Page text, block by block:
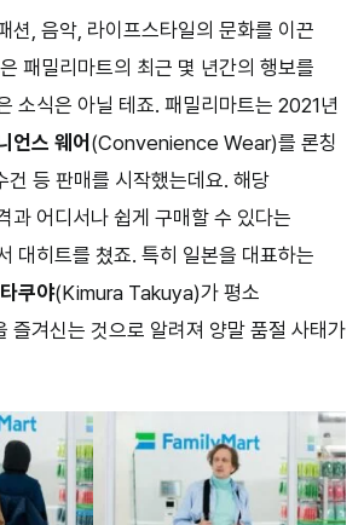
션, 음악, 라이프스타일의 문화를 이끈
패밀리마트의 최근 몇 년간의 행보를
소식은 아닐 테죠. 패밀리마트는 2021년
언스 웨어 (Convenience Wear)를 론칭
건 등 판매를 시작했는데요. 해당
과 어디서나 쉽게 구매할 수 있다는
대히트를 쳤죠. 특히 일본을 대표하는
쿠야(Kimura Takuya)가 평소
즐겨신는 것으로 알려져 양말 품절 사태가